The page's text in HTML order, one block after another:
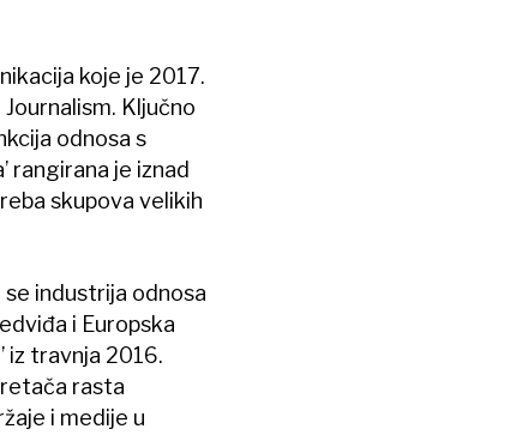
koje je 2017.
Ključno
odnosa s
rangirana je iznad
skupova velikih
industrija odnosa
i Europska
iz travnja 2016.
rasta
i medije u